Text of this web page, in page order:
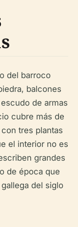
del barroco
balcones
de armas
cubre más de
tres plantas
el interior no es
grandes
de época que
del siglo